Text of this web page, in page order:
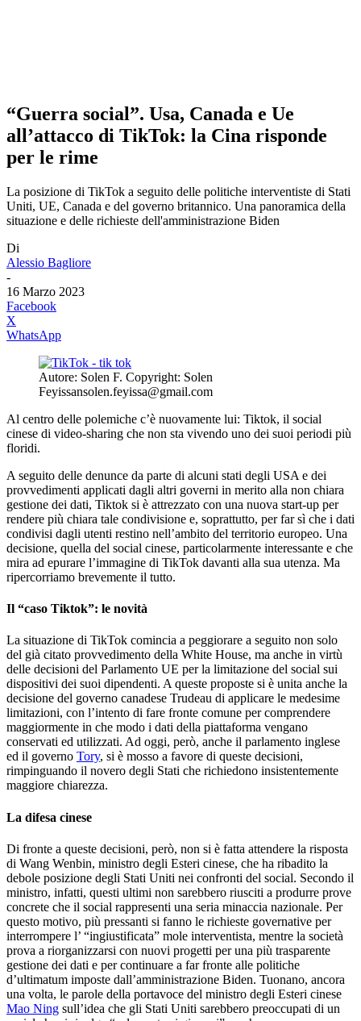
“Guerra social”. Usa, Canada e Ue
all’attacco di TikTok: la Cina risponde
per le rime
La posizione di TikTok a seguito delle politiche interventiste di Stati
Uniti, UE, Canada e del governo britannico. Una panoramica della
situazione e delle richieste dell'amministrazione Biden
Di
Alessio Bagliore
-
16 Marzo 2023
Facebook
X
WhatsApp
Autore: Solen F. Copyright: Solen
Feyissansolen.feyissa@gmail.com
Al centro delle polemiche c’è nuovamente lui: Tiktok, il social
cinese di video-sharing che non sta vivendo uno dei suoi periodi più
floridi.
A seguito delle denunce da parte di alcuni stati degli USA e dei
provvedimenti applicati dagli altri governi in merito alla non chiara
gestione dei dati, Tiktok si è attrezzato con una nuova start-up per
rendere più chiara tale condivisione e, soprattutto, per far sì che i dati
condivisi dagli utenti restino nell’ambito del territorio europeo. Una
decisione, quella del social cinese, particolarmente interessante e che
mira ad epurare l’immagine di TikTok davanti alla sua utenza. Ma
ripercorriamo brevemente il tutto.
Il “caso Tiktok”: le novità
La situazione di TikTok comincia a peggiorare a seguito non solo
del già citato provvedimento della White House, ma anche in virtù
delle decisioni del Parlamento UE per la limitazione del social sui
dispositivi dei suoi dipendenti. A queste proposte si è unita anche la
decisione del governo canadese Trudeau di applicare le medesime
limitazioni, con l’intento di fare fronte comune per comprendere
maggiormente in che modo i dati della piattaforma vengano
conservati ed utilizzati. Ad oggi, però, anche il parlamento inglese
ed il governo Tory, si è mosso a favore di queste decisioni,
rimpinguando il novero degli Stati che richiedono insistentemente
maggiore chiarezza.
La difesa cinese
Di fronte a queste decisioni, però, non si è fatta attendere la risposta
di Wang Wenbin, ministro degli Esteri cinese, che ha ribadito la
debole posizione degli Stati Uniti nei confronti del social. Secondo il
ministro, infatti, questi ultimi non sarebbero riusciti a produrre prove
concrete che il social rappresenti una seria minaccia nazionale. Per
questo motivo, più pressanti si fanno le richieste governative per
interrompere l’ “ingiustificata” mole interventista, mentre la società
prova a riorganizzarsi con nuovi progetti per una più trasparente
gestione dei dati e per continuare a far fronte alle politiche
d’ultimatum imposte dall’amministrazione Biden. Tuonano, ancora
una volta, le parole della portavoce del ministro degli Esteri cinese
Mao Ning sull’idea che gli Stati Uniti sarebbero preoccupati di un